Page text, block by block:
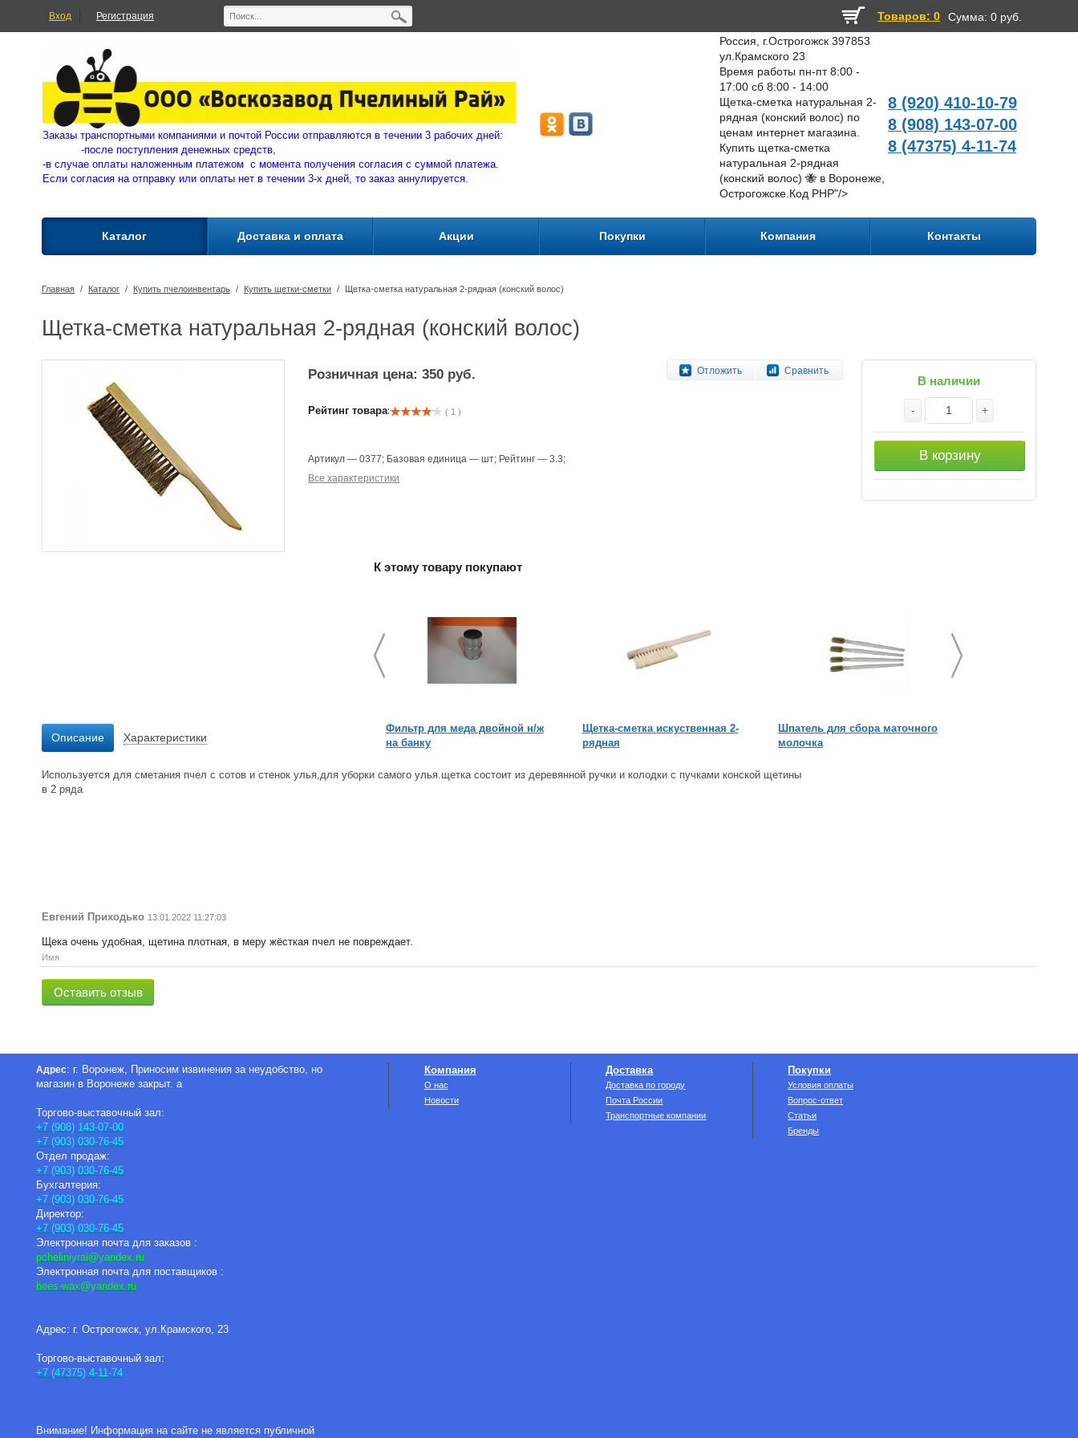
Вход Регистрация Товаров: 0 Сумма: 0 руб.
Заказы транспортными компаниями и почтой России отправляются в течении 3 рабочих дней:
-после поступления денежных средств,
-в случае оплаты наложенным платежом с момента получения согласия с суммой платежа.
Если согласия на отправку или оплаты нет в течении 3-х дней, то заказ аннулируется.
Россия, г.Острогожск 397853
ул.Крамского 23
Время работы пн-пт 8:00 -
17:00 сб 8:00 - 14:00
Щетка-сметка натуральная 2-
рядная (конский волос) по
ценам интернет магазина.
Купить щетка-сметка
натуральная 2-рядная
(конский волос) 🐝 в Воронеже,
Острогожске. Код PHP"/>
8 (920) 410-10-79
8 (908) 143-07-00
8 (47375) 4-11-74
Каталог Доставка и оплата Акции Покупки Компания Контакты
Главная / Каталог / Купить пчелоинвентарь / Купить щетки-сметки / Щетка-сметка натуральная 2-рядная (конский волос)
Щетка-сметка натуральная 2-рядная (конский волос)
Отложить Сравнить
Розничная цена: 350 руб.
Рейтинг товара: ( 1 )
Артикул —0377; Базовая единица —шт; Рейтинг —3.3;
Все характеристики
К этому товару покупают
Фильтр для меда двойной н/ж
на банку
Щетка-сметка искуственная 2-
рядная
Шпатель для сбора маточного
молочка
В наличии
- +
В корзину
Описание Характеристики
Используется для сметания пчел с сотов и стенок улья,для уборки самого улья.щетка состоит из деревянной ручки и колодки с пучками конской щетины
в 2 ряда
Евгений Приходько 13.01.2022 11:27:03
Щека очень удобная, щетина плотная, в меру жёсткая пчел не повреждает.
Имя
Оставить отзыв
Адрес: г. Воронеж, Приносим извинения за неудобство, но
магазин в Воронеже закрыт. а
Торгово-выставочный зал:
+7 (908) 143-07-00
+7 (903) 030-76-45
Отдел продаж:
+7 (903) 030-76-45
Бухгалтерия:
+7 (903) 030-76-45
Директор:
+7 (903) 030-76-45
Электронная почта для заказов :
pcheliniyrai@yandex.ru
Электронная почта для поставщиков :
bees-wax@yandex.ru
Адрес: г. Острогожск, ул.Крамского, 23
Торгово-выставочный зал:
+7 (47375) 4-11-74
Внимание! Информация на сайте не является публичной
Компания
О нас
Новости
Доставка
Доставка по городу
Почта России
Транспортные компании
Покупки
Условия оплаты
Вопрос-ответ
Статьи
Бренды